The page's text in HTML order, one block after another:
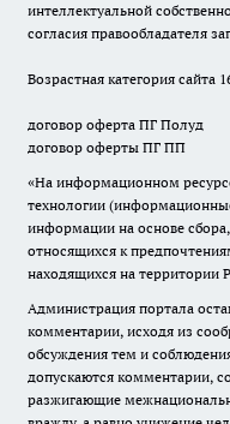
интеллектуальной
согласия правообладателя
Возрастная категория сайта
договор оферта ПГ Полуд
договор оферты ПГ ПП
«На информационном
технологии
информации на основе
относящихся к
находящихся на территории
Администрация портала
комментарии, исходя из
обсуждения тем и
допускаются комментарии,
разжигающие